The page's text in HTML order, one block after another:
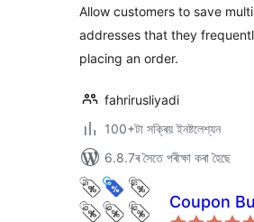
Allow customers to save
addresses that they
placing an order.
fahrirusliyadi
100+টা সক্ৰিয় ইনষ্টলেশ্যন
6.8.7ৰ সৈতে পৰীক্ষা কৰা হৈছে
Coupon